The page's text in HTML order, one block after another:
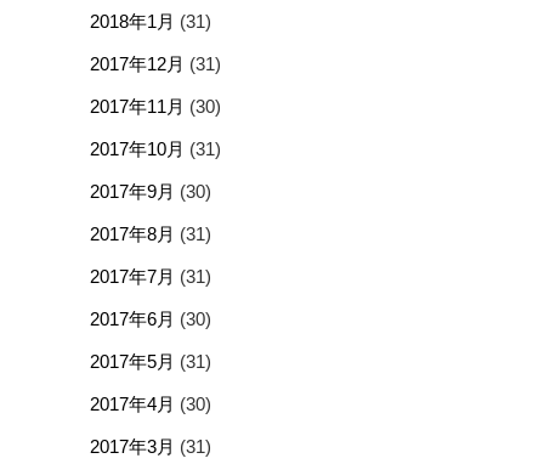
2018年1月 (31)
2017年12月 (31)
2017年11月 (30)
2017年10月 (31)
2017年9月 (30)
2017年8月 (31)
2017年7月 (31)
2017年6月 (30)
2017年5月 (31)
2017年4月 (30)
2017年3月 (31)